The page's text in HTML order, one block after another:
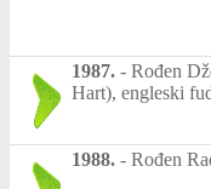
1987. - Rođen
Hart), engleski
1988. - Rođen